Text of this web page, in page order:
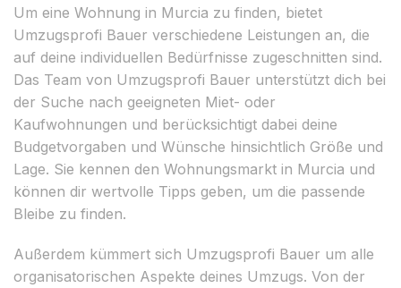
Um eine Wohnung in Murcia zu finden, bietet
Umzugsprofi Bauer verschiedene Leistungen an, die
auf deine individuellen Bedürfnisse zugeschnitten sind.
Das Team von Umzugsprofi Bauer unterstützt dich bei
der Suche nach geeigneten Miet- oder
Kaufwohnungen und berücksichtigt dabei deine
Budgetvorgaben und Wünsche hinsichtlich Größe und
Lage. Sie kennen den Wohnungsmarkt in Murcia und
können dir wertvolle Tipps geben, um die passende
Bleibe zu finden.
Außerdem kümmert sich Umzugsprofi Bauer um alle
organisatorischen Aspekte deines Umzugs. Von der